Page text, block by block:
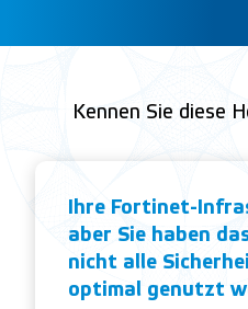
Kennen Sie diese
Ihre Fortinet-
aber Sie haben
nicht alle
optimal genutzt